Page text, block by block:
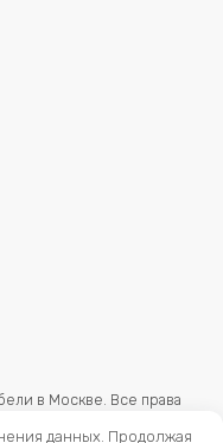
в Москве. Все права
данных. Продолжая